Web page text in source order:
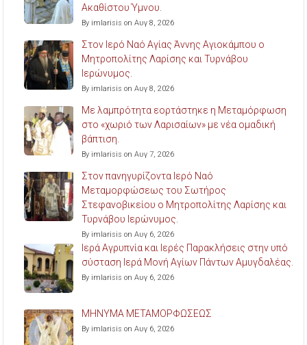
Ακαθίστου Ύμνου.
By imlarisis on Αυγ 8, 2026
Στον Ιερό Ναό Αγίας Άννης Αγιοκάμπου ο
Μητροπολίτης Λαρίσης και Τυρνάβου
Ιερώνυμος.
By imlarisis on Αυγ 8, 2026
Με λαμπρότητα εορτάστηκε η Μεταμόρφωση
στο «χωριό των Λαρισαίων» με νέα ομαδική
βάπτιση.
By imlarisis on Αυγ 7, 2026
Στον πανηγυρίζοντα Ιερό Ναό
Μεταμορφώσεως του Σωτήρος
Στεφανοβικείου ο Μητροπολίτης Λαρίσης και
Τυρνάβου Ιερώνυμος.
By imlarisis on Αυγ 6, 2026
Ιερά Αγρυπνία και Ιερές Παρακλήσεις στην υπό
σύσταση Ιερά Μονή Αγίων Πάντων Αμυγδαλέας.
By imlarisis on Αυγ 6, 2026
ΜΗΝΥΜΑ ΜΕΤΑΜΟΡΦΩΣΕΩΣ
By imlarisis on Αυγ 6, 2026